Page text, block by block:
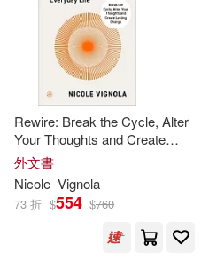
Rewire: Break the Cycle, Alter
Your Thoughts and Create
Lasting Change (Your
Neurotoolkit for Everyday Life)
外文書
Nicole Vignola
73 折 $554 $760